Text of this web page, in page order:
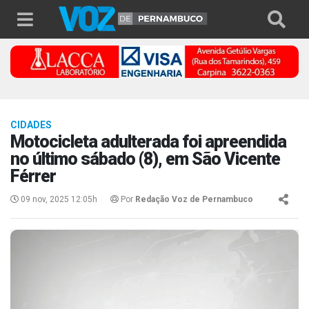
CIDADES
Motocicleta adulterada foi apreendida
no último sábado (8), em São Vicente
Férrer
09 nov, 2025 12:05h Por Redação Voz de Pernambuco